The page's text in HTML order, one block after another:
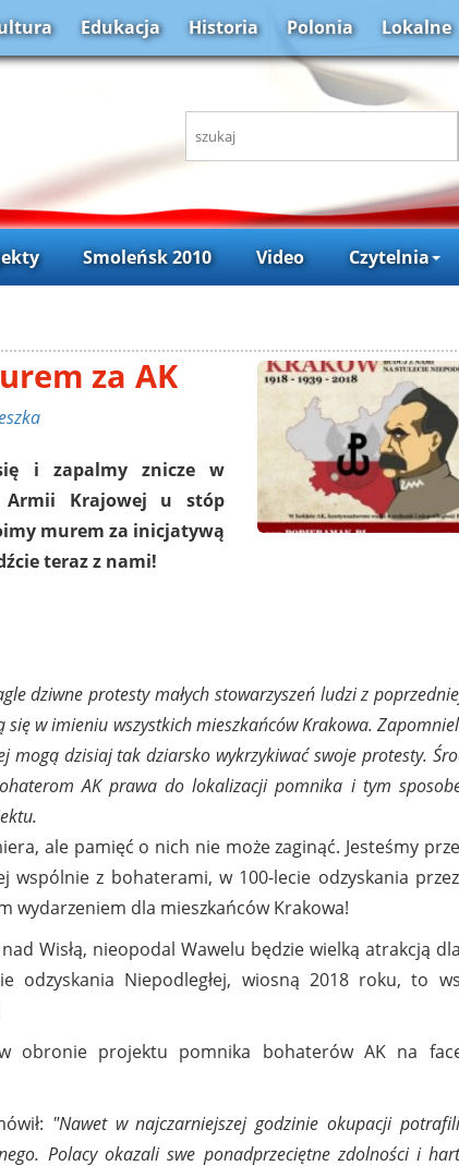
Edukacja Historia Polonia Lokalne
Smoleńsk 2010 Video Czytelnia
za AK
i zapalmy znicze w
Armii Krajowej u stóp
murem za inicjatywą
teraz z nami!
dziwne protesty małych stowarzyszeń ludzi z
w imieniu wszystkich mieszkańców Krakowa.
mogą dzisiaj tak dziarsko wykrzykiwać swoje protesty.
AK prawa do lokalizacji pomnika i tym
ale pamięć o nich nie może zaginąć. Jesteśmy
wspólnie z bohaterami, w 100-lecie odzyskania
wydarzeniem dla mieszkańców Krakowa!
Wisłą, nieopodal Wawelu będzie wielką atrakcją
odzyskania Niepodległej, wiosną 2018 roku, to
obronie projektu pomnika bohaterów AK na
"Nawet w najczarniejszej godzinie okupacji
Polacy okazali swe ponadprzeciętne zdolności i